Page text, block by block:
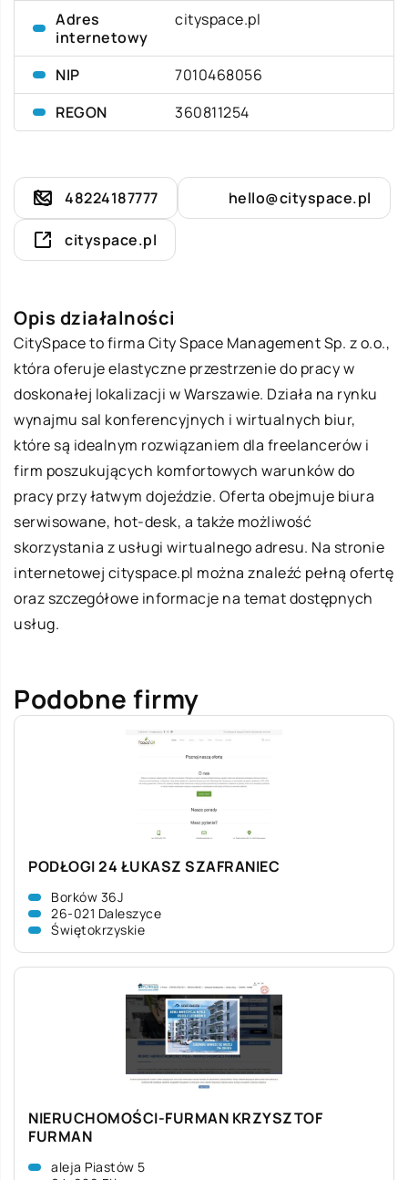
Adres
internetowy
cityspace.pl
NIP
7010468056
REGON
360811254
48224187777 hello@cityspace.pl
cityspace.pl
Opis działalności
CitySpaceto firma City Space Management Sp. z o.o.,
która oferuje elastyczne przestrzenie do pracy w
doskonałej lokalizacji w Warszawie. Działa na rynku
wynajmu sal konferencyjnych i wirtualnych biur,
które są idealnym rozwiązaniem dla freelancerów i
firm poszukujących komfortowych warunków do
pracy przy łatwym dojeździe. Oferta obejmuje biura
serwisowane, hot-desk, a także możliwość
skorzystania z usługi wirtualnego adresu. Na stronie
internetowej cityspace.pl można znaleźć pełną ofertę
oraz szczegółowe informacje na temat dostępnych
usług.
Podobne firmy
PODŁOGI 24 ŁUKASZ SZAFRANIEC
Borków 36J
26-021 Daleszyce
Świętokrzyskie
NIERUCHOMOŚCI-FURMAN KRZYSZTOF
FURMAN
aleja Piastów 5